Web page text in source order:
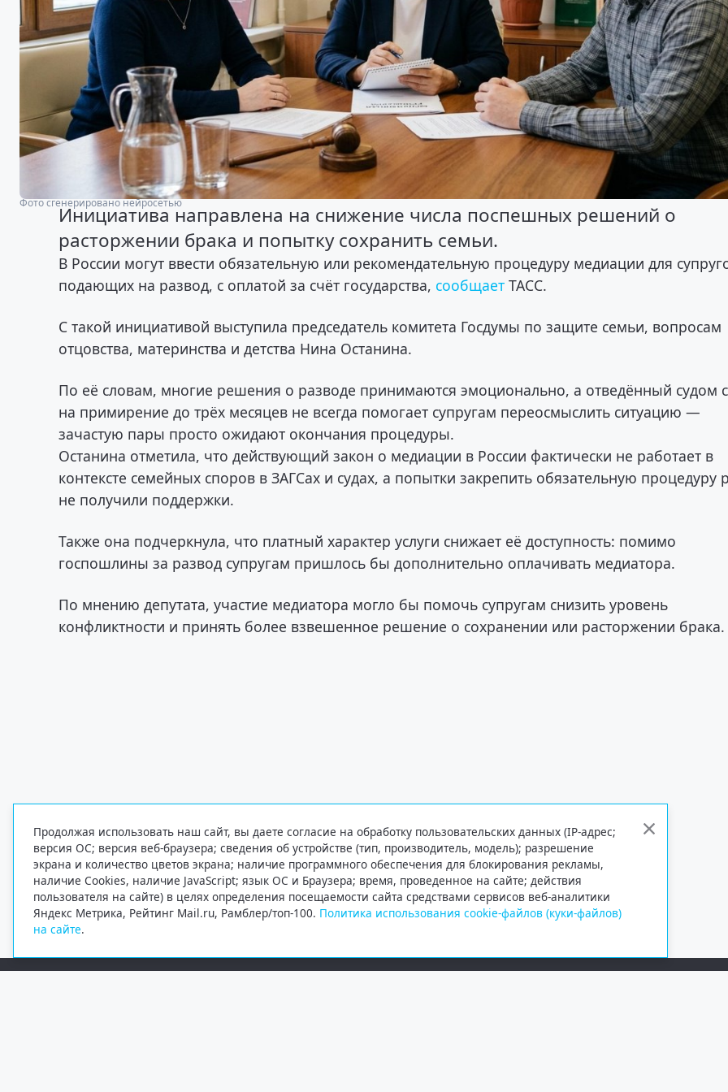
Фото сгенерировано нейросетью
Инициатива направлена на снижение числа поспешных решений о
расторжении брака и попытку сохранить семьи.
В России могут ввести обязательную или рекомендательную процедуру медиации для
подающих на развод, с оплатой за счёт государства, сообщает ТАСС.
С такой инициативой выступила председатель комитета Госдумы по защите семьи, вопросам
отцовства, материнства и детства Нина Останина.
По её словам, многие решения о разводе принимаются эмоционально, а отведённый судом
на примирение до трёх месяцев не всегда помогает супругам переосмыслить ситуацию —
зачастую пары просто ожидают окончания процедуры.
Останина отметила, что действующий закон о медиации в России фактически не работает в
контексте семейных споров в ЗАГСах и судах, а попытки закрепить обязательную процедуру
не получили поддержки.
Также она подчеркнула, что платный характер услуги снижает её доступность: помимо
госпошлины за развод супругам пришлось бы дополнительно оплачивать медиатора.
По мнению депутата, участие медиатора могло бы помочь супругам снизить уровень
конфликтности и принять более взвешенное решение о сохранении или расторжении брака.
Продолжая использовать наш сайт, вы даете согласие на обработку пользовательских данных (IP-адрес;
версия ОС; версия веб-браузера; сведения об устройстве (тип, производитель, модель); разрешение
экрана и количество цветов экрана; наличие программного обеспечения для блокирования рекламы,
наличие Cookies, наличие JavaScript; язык ОС и Браузера; время, проведенное на сайте; действия
пользователя на сайте) в целях определения посещаемости сайта средствами сервисов веб-аналитики
Яндекс Метрика, Рейтинг Mail.ru, Рамблер/топ-100. Политика использования cookie-файлов (куки-файлов)
на сайте.